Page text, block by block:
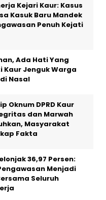
Kejari Kaur: Kasus
Kasuk Baru Mandek
Penuh Kejati
Ada Hati Yang
Kaur Jenguk Warga
Nasal
Oknum DPRD Kaur
dan Marwah
Masyarakat
Fakta
36,97 Persen:
Menjadi
Seluruh